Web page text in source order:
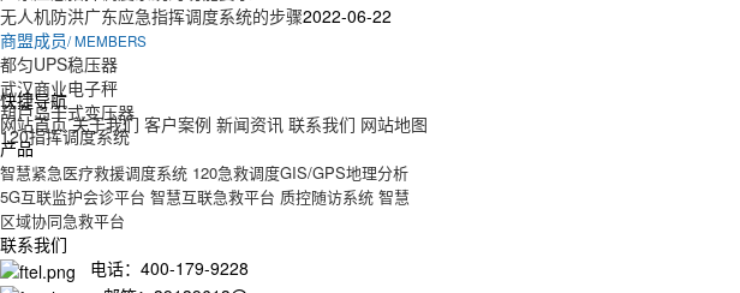
无人机防洪广东应急指挥调度系统的步骤2022-06-22
商盟成员/ MEMBERS
都匀UPS稳压器
武汉商业电子秤
葫芦岛干式变压器
120指挥调度系统
快捷导航
网站首页 关于我们 客户案例 新闻资讯 联系我们 网站地图
产品
智慧紧急医疗救援调度系统 120急救调度GIS/GPS地理分析
5G互联监护会诊平台 智慧互联急救平台 质控随访系统 智慧
区域协同急救平台
联系我们
电话：400-179-9228